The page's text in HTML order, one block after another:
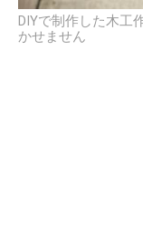
DIYで制作した木工
かせません